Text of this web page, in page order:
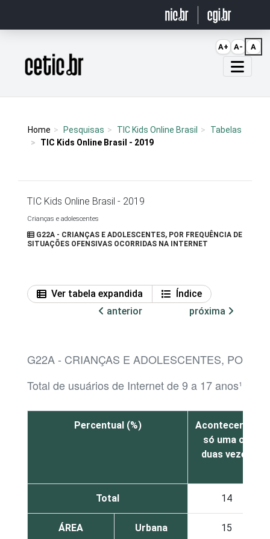
Página inicial
Home Pesquisas TIC Kids Online Brasil
Tabelas
TIC Kids Online Brasil - 2019
TIC Kids Online Brasil - 2019
Crianças e adolescentes
G22A - CRIANÇAS E ADOLESCENTES, POR FREQUÊNCIA DE
SITUAÇÕES OFENSIVAS OCORRIDAS NA INTERNET
Ver tabela expandida
Índice
anterior
próxima
G22A - CRIANÇAS E ADOLESCENTES, POR
Total de usuários de Internet de 9 a 17 anos¹
Percentual (%)
Aconteceram
só uma ou
duas vezes
Total 14
ÁREA Urbana 15
A+ A- A